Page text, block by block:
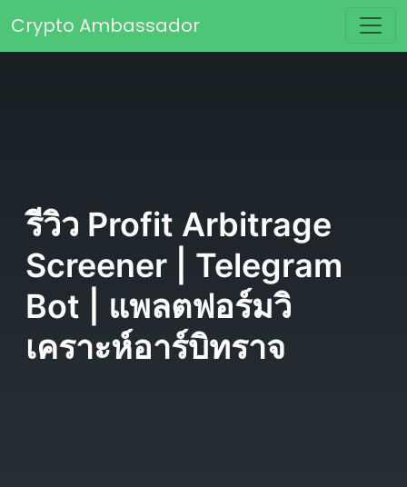
Main Navigation
Crypto Ambassador
รีวิว Profit Arbitrage
Screener | Telegram
Bot | แพลตฟอร์มวิ
เคราะห์อาร์บิทราจ